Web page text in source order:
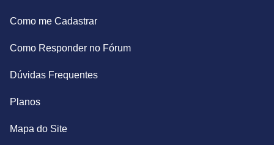
Como me Cadastrar
Como Responder no Fórum
Dúvidas Frequentes
Planos
Mapa do Site